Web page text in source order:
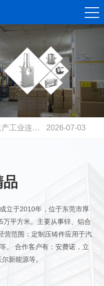
恩创科技-精密锌合金压铸件，赋能消费电子连接器高质量发展
2026-08-07
恩创科技-不同压铸铝合金材质有什么区别？快速选型指南
2026-07-30
恩创科技-铝合金压铸开模成本高不高？量产性价比到底值不值？
2026-07-23
恩创科技-电摩电池壳全面升级：铝合金压铸取代塑胶，安全散热双升级
2026-07-17
2026-07-11
恩创科技-高速压铸机生产工业连接器：更高精度、更高品质、更高产能
2026-07-03
立于2010年，位于东莞市厚
平方米。主要从事锌、铝合
营范围：定制压铸件应用于汽
。 合作客户有：安费诺，立
新能源等。